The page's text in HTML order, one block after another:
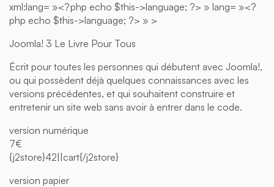
xml:lang= »<?php echo $this->language; ?> » lang= »<?
php echo $this->language; ?> » >
Joomla! 3 Le Livre Pour Tous
Écrit pour toutes les personnes qui débutent avec Joomla!,
ou qui possèdent déjà quelques connaissances avec les
versions précédentes, et qui souhaitent construire et
entretenir un site web sans avoir à entrer dans le code.
version numérique
7€
{j2store}42||cart{/j2store}
version papier